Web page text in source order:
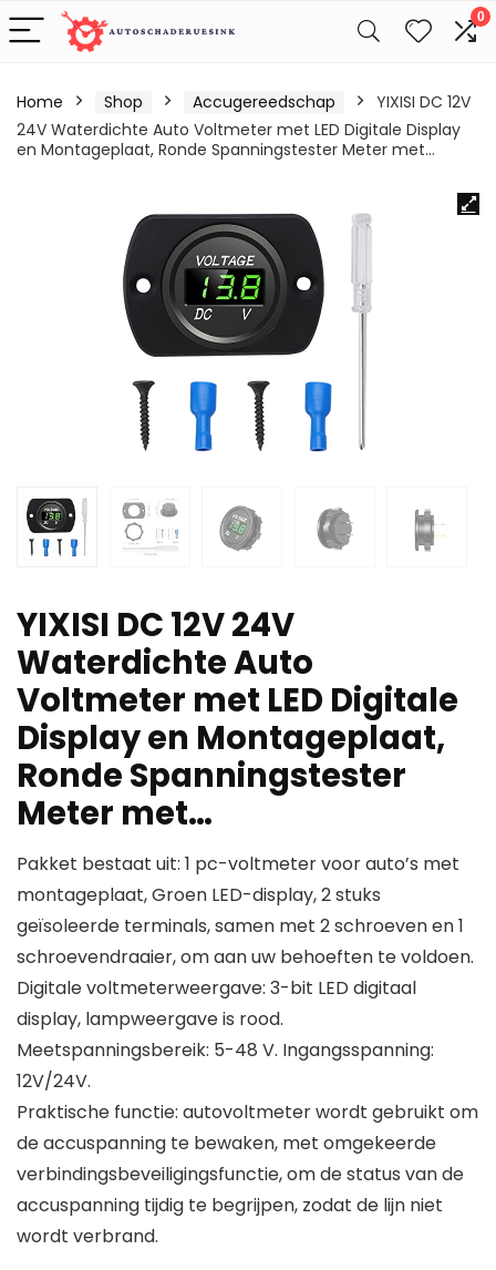
0
Home Shop Accugereedschap
YIXISI DC 12V
24V Waterdichte Auto Voltmeter met LED Digitale Display
en Montageplaat, Ronde Spanningstester Meter met…
YIXISI DC 12V 24V
Waterdichte Auto
Voltmeter met LED Digitale
Display en Montageplaat,
Ronde Spanningstester
Meter met…
Pakket bestaat uit: 1 pc-voltmeter voor auto’s met
montageplaat, Groen LED-display, 2 stuks
geïsoleerde terminals, samen met 2 schroeven en 1
schroevendraaier, om aan uw behoeften te voldoen.
Digitale voltmeterweergave: 3-bit LED digitaal
display, lampweergave is rood.
Meetspanningsbereik: 5-48 V. Ingangsspanning:
12V/24V.
Praktische functie: autovoltmeter wordt gebruikt om
de accuspanning te bewaken, met omgekeerde
verbindingsbeveiligingsfunctie, om de status van de
accuspanning tijdig te begrijpen, zodat de lijn niet
wordt verbrand.